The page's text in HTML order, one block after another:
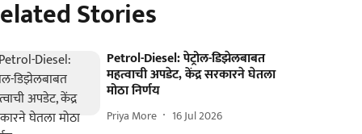
Stories
Petrol-Diesel: पेट्रोल-डिझेलबाबत
महत्वाची अपडेट, केंद्र सरकारने घेतला
मोठा निर्णय
Priya More 16 Jul 2026